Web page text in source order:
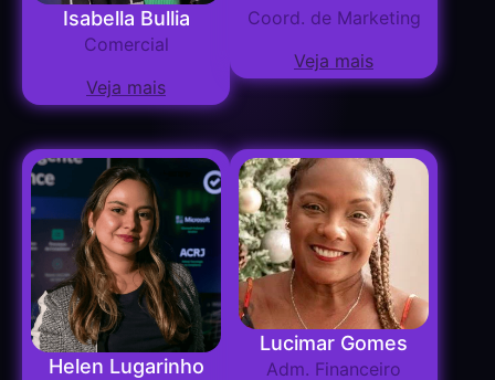
Isabella Bullia
Comercial
Veja mais
Coord. de Marketing
Veja mais
Helen Lugarinho
Lucimar Gomes
Adm. Financeiro